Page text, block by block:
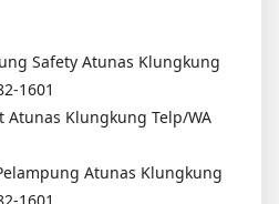
Safety Atunas Klungkung
1601
Atunas Klungkung Telp/WA
Atunas Klungkung
1601